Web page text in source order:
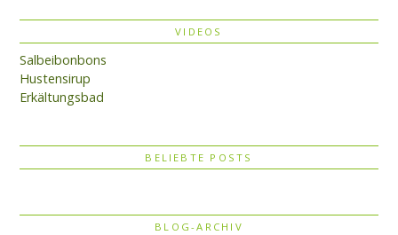
VIDEOS
Salbeibonbons
Hustensirup
Erkältungsbad
BELIEBTE POSTS
BLOG-ARCHIV